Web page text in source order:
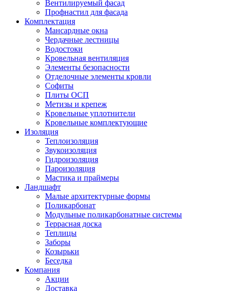
Вентилируемый фасад
Профнастил для фасада
Комплектация
Мансардные окна
Чердачные лестницы
Водостоки
Кровельная вентиляция
Элементы безопасности
Отделочные элементы кровли
Софиты
Плиты ОСП
Метизы и крепеж
Кровельные уплотнители
Кровельные комплектующие
Изоляция
Теплоизоляция
Звукоизоляция
Гидроизоляция
Пароизоляция
Мастика и праймеры
Ландшафт
Малые архитектурные формы
Поликарбонат
Модульные поликарбонатные системы
Террасная доска
Теплицы
Заборы
Козырьки
Беседка
Компания
Акции
Доставка